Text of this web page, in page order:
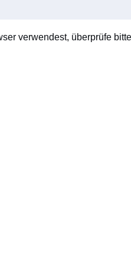
verwendest, überprüfe